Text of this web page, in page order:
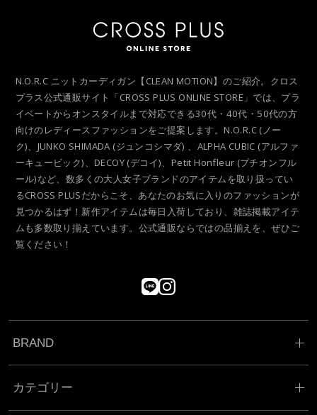
N.O.R.C ニットカーディガン【CLEAN MOTION】のご紹介。クロス
プラス公式通販サイト「CROSS PLUS ONLINE STORE」では、プラ
イベートからオンスタイルまで対応できる30代・40代・50代の方
向けのレディースファッションをご提案します。N.O.R.C (ノー
ク)、JUNKO SHIMADA (ジュンコシマダ) 、ALPHA CUBIC (アルファ
ーキュービック)、DECOY (デコイ)、Petit Honfleur (プチオンフル
ール)など、数多くの大人女子ブランドのアイテムを取り扱ってい
るCROSS PLUSだからこそ、あなたのお気に入りのファッションが
見つかるはず！新作アイテムは毎日入荷しており、雑誌掲載アイテ
ムも多数取り揃えています。公式通販ならではの品揃えを、ぜひご
覧ください！
BRAND
カテゴリー